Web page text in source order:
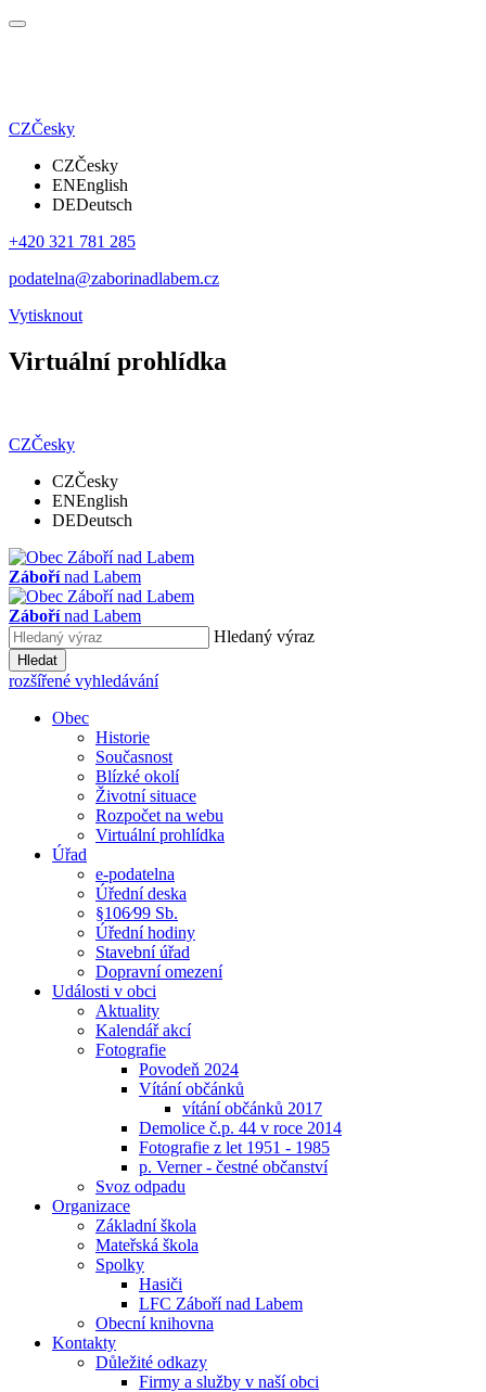
CZČesky
CZČesky
ENEnglish
DEDeutsch
+420 321 781 285
podatelna@zaborinadlabem.cz
Vytisknout
Virtuální prohlídka
CZČesky
CZČesky
ENEnglish
DEDeutsch
Zábořínad Labem
Zábořínad Labem
Hledaný výraz
Hledat
rozšířené vyhledávání
Obec
Historie
Současnost
Blízké okolí
Životní situace
Rozpočet na webu
Virtuální prohlídka
Úřad
e-podatelna
Úřední deska
§106⁄99 Sb.
Úřední hodiny
Stavební úřad
Dopravní omezení
Události v obci
Aktuality
Kalendář akcí
Fotografie
Povodeň 2024
Vítání občánků
vítání občánků 2017
Demolice č.p. 44 v roce 2014
Fotografie z let 1951 - 1985
p. Verner - čestné občanství
Svoz odpadu
Organizace
Základní škola
Mateřská škola
Spolky
Hasiči
LFC Záboří nad Labem
Obecní knihovna
Kontakty
Důležité odkazy
Firmy a služby v naší obci